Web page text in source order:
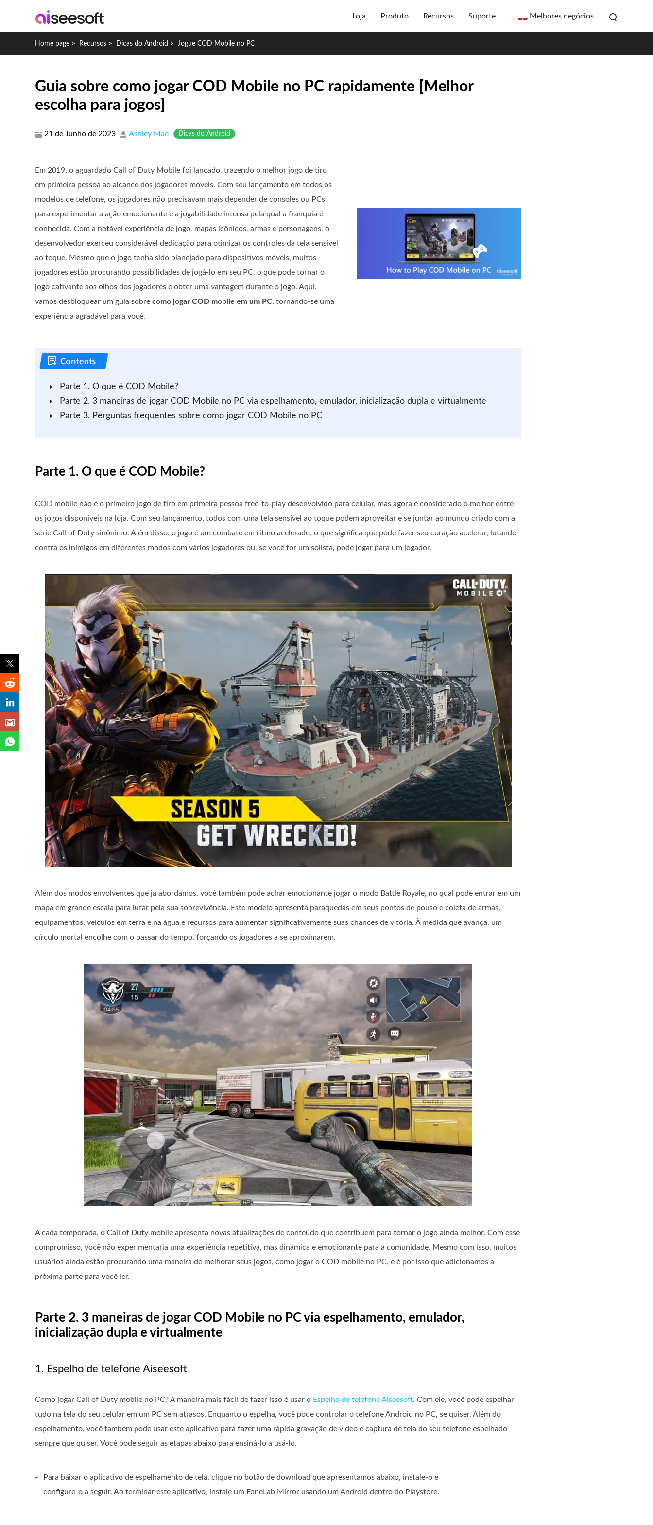
Loja Produto Recursos Suporte Melhores negócios
Home page > Recursos > Dicas do Android > Jogue COD Mobile no PC
Guia sobre como jogar COD Mobile no PC rapidamente [Melhor
escolha para jogos]
21 de Junho de 2023 Ashley Mae Dicas do Android
Em 2019, o aguardado Call of Duty Mobile foi lançado, trazendo o melhor jogo de tiro
em primeira pessoa ao alcance dos jogadores móveis. Com seu lançamento em todos os
modelos de telefone, os jogadores não precisavam mais depender de consoles ou PCs
para experimentar a ação emocionante e a jogabilidade intensa pela qual a franquia é
conhecida. Com a notável experiência de jogo, mapas icônicos, armas e personagens, o
desenvolvedor exerceu considerável dedicação para otimizar os controles da tela sensível
ao toque. Mesmo que o jogo tenha sido planejado para dispositivos móveis, muitos
jogadores estão procurando possibilidades de jogá-lo em seu PC, o que pode tornar o
jogo cativante aos olhos dos jogadores e obter uma vantagem durante o jogo. Aqui,
vamos desbloquear um guia sobre como jogar COD mobile em um PC, tornando-se uma
experiência agradável para você.
Parte 1. O que é COD Mobile?
Parte 2. 3 maneiras de jogar COD Mobile no PC via espelhamento, emulador, inicialização dupla e virtualmente
Parte 3. Perguntas frequentes sobre como jogar COD Mobile no PC
Parte 1. O que é COD Mobile?
COD mobile não é o primeiro jogo de tiro em primeira pessoa free-to-play desenvolvido para celular, mas agora é considerado o melhor entre
os jogos disponíveis na loja. Com seu lançamento, todos com uma tela sensível ao toque podem aproveitar e se juntar ao mundo criado com a
série Call of Duty sinônimo. Além disso, o jogo é um combate em ritmo acelerado, o que significa que pode fazer seu coração acelerar, lutando
contra os inimigos em diferentes modos com vários jogadores ou, se você for um solista, pode jogar para um jogador.
Além dos modos envolventes que já abordamos, você também pode achar emocionante jogar o modo Battle Royale, no qual pode entrar em um
mapa em grande escala para lutar pela sua sobrevivência. Este modelo apresenta paraquedas em seus pontos de pouso e coleta de armas,
equipamentos, veículos em terra e na água e recursos para aumentar significativamente suas chances de vitória. À medida que avança, um
círculo mortal encolhe com o passar do tempo, forçando os jogadores a se aproximarem.
A cada temporada, o Call of Duty mobile apresenta novas atualizações de conteúdo que contribuem para tornar o jogo ainda melhor. Com esse
compromisso, você não experimentaria uma experiência repetitiva, mas dinâmica e emocionante para a comunidade. Mesmo com isso, muitos
usuários ainda estão procurando uma maneira de melhorar seus jogos, como jogar o COD mobile no PC, e é por isso que adicionamos a
próxima parte para você ler.
Parte 2. 3 maneiras de jogar COD Mobile no PC via espelhamento, emulador,
inicialização dupla e virtualmente
1. Espelho de telefone Aiseesoft
Como jogar Call of Duty mobile no PC? A maneira mais fácil de fazer isso é usar o Espelho de telefone Aiseesoft. Com ele, você pode espelhar
tudo na tela do seu celular em um PC sem atrasos. Enquanto o espelha, você pode controlar o telefone Android no PC, se quiser. Além do
espelhamento, você também pode usar este aplicativo para fazer uma rápida gravação de vídeo e captura de tela do seu telefone espelhado
sempre que quiser. Você pode seguir as etapas abaixo para ensiná-lo a usá-lo.
-
Para baixar o aplicativo de espelhamento de tela, clique no botão de download que apresentamos abaixo, instale-o e
configure-o a seguir. Ao terminar este aplicativo, instale um FoneLab Mirror usando um Android dentro do Playstore.